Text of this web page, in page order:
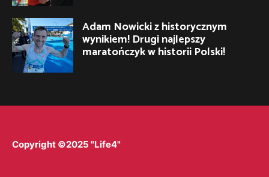
Adam Nowicki z historycznym
wynikiem! Drugi najlepszy
maratończyk w historii Polski!
Copyright ©2025 "Life4"